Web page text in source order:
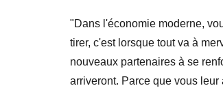
"Dans l'économie moderne,
tirer, c'est lorsque tout va à
nouveaux partenaires à se
arriveront. Parce que vous